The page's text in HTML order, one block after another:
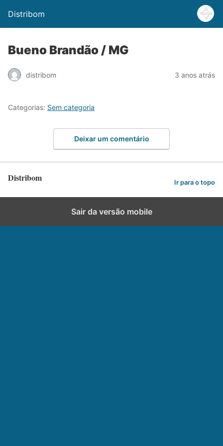
Distribom
Bueno Brandão / MG
distribom 3 anos atrás
Categorias: Sem categoria
Deixar um comentário
Distribom Ir para o topo
Sair da versão mobile